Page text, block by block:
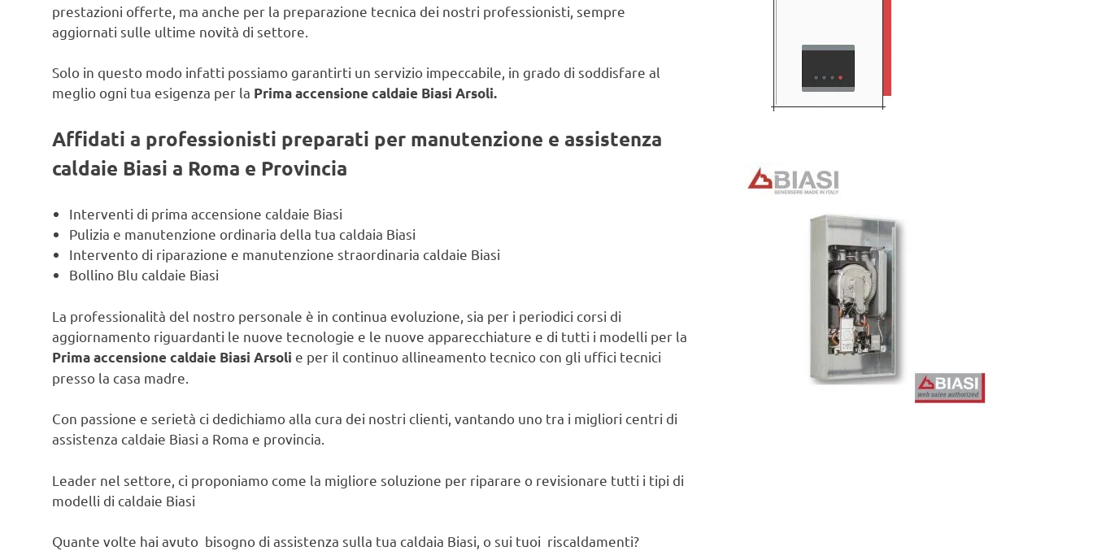
prestazioni offerte, ma anche per la preparazione tecnica dei nostri professionisti, sempre
aggiornati sulle ultime novità di settore.
Solo in questo modo infatti possiamo garantirti un servizio impeccabile, in grado di soddisfare al
meglio ogni tua esigenza per la Prima accensione caldaie Biasi Arsoli.
Affidati a professionisti preparati per manutenzione e assistenza
caldaie Biasi a Roma e Provincia
Interventi di prima accensione caldaie Biasi
Pulizia e manutenzione ordinaria della tua caldaia Biasi
Intervento di riparazione e manutenzione straordinaria caldaie Biasi
Bollino Blu caldaie Biasi
La professionalità del nostro personale è in continua evoluzione, sia per i periodici corsi di
aggiornamento riguardanti le nuove tecnologie e le nuove apparecchiature e di tutti i modelli per la
Prima accensione caldaie Biasi Arsoli e per il continuo allineamento tecnico con gli uffici tecnici
presso la casa madre.
Con passione e serietà ci dedichiamo alla cura dei nostri clienti, vantando uno tra i migliori centri di
assistenza caldaie Biasi a Roma e provincia.
Leader nel settore, ci proponiamo come la migliore soluzione per riparare o revisionare tutti i tipi di
modelli di caldaie Biasi
Quante volte hai avuto bisogno di assistenza sulla tua caldaia Biasi, o sui tuoi riscaldamenti?